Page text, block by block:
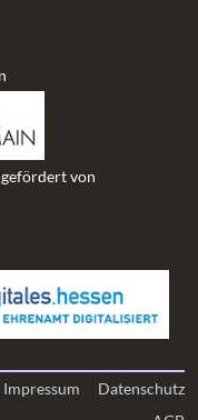
von
Impressum
Datenschutz